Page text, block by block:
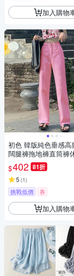
加入購物
初色 韓版純色垂感高
闊腿褲拖地褲直筒褲
褲長褲-共9色-
選)
$402 81折
5 (1)
挑戰低價 券
加入購物